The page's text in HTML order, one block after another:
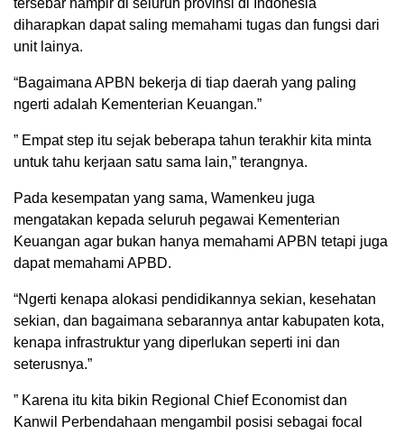
tersebar hampir di seluruh provinsi di Indonesia
diharapkan dapat saling memahami tugas dan fungsi dari
unit lainya.
“Bagaimana APBN bekerja di tiap daerah yang paling
ngerti adalah Kementerian Keuangan.”
” Empat step itu sejak beberapa tahun terakhir kita minta
untuk tahu kerjaan satu sama lain,” terangnya.
Pada kesempatan yang sama, Wamenkeu juga
mengatakan kepada seluruh pegawai Kementerian
Keuangan agar bukan hanya memahami APBN tetapi juga
dapat memahami APBD.
“Ngerti kenapa alokasi pendidikannya sekian, kesehatan
sekian, dan bagaimana sebarannya antar kabupaten kota,
kenapa infrastruktur yang diperlukan seperti ini dan
seterusnya.”
” Karena itu kita bikin Regional Chief Economist dan
Kanwil Perbendahaan mengambil posisi sebagai focal